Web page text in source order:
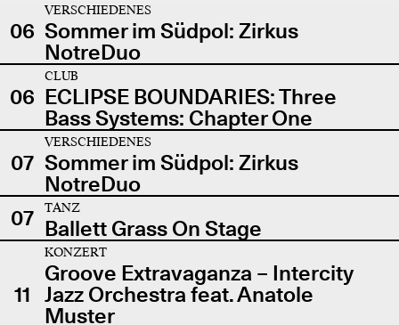
06
VERSCHIEDENES
Sommer im Südpol: Zirkus
NotreDuo
06
CLUB
ECLIPSE BOUNDARIES: Three
Bass Systems: Chapter One
07
VERSCHIEDENES
Sommer im Südpol: Zirkus
NotreDuo
07
TANZ
Ballett Grass On Stage
11
KONZERT
Groove Extravaganza – Intercity
Jazz Orchestra feat. Anatole
Muster